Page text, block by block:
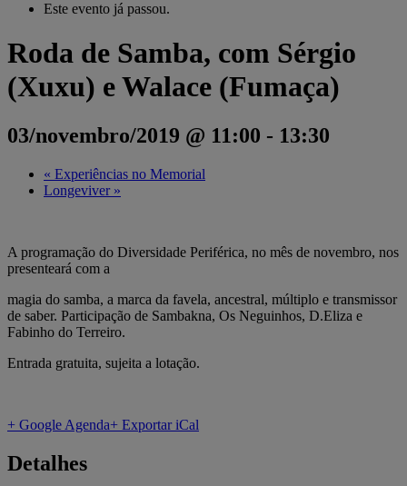
Este evento já passou.
Roda de Samba, com Sérgio
(Xuxu) e Walace (Fumaça)
03/novembro/2019 @ 11:00 - 13:30
« Experiências no Memorial
Longeviver »
A programação do Diversidade Periférica, no mês de novembro, nos
presenteará com a
magia do samba, a marca da favela, ancestral, múltiplo e transmissor
de saber. Participação de Sambakna, Os Neguinhos, D.Eliza e
Fabinho do Terreiro.
Entrada gratuita, sujeita a lotação.
+ Google Agenda+ Exportar iCal
Detalhes